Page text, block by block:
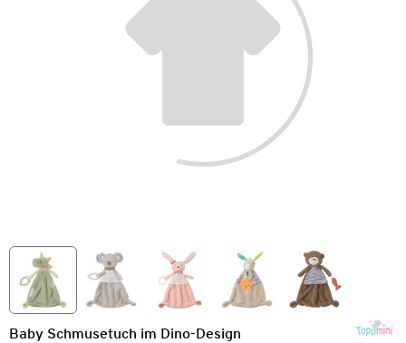
Baby Schmusetuch im Dino-Design